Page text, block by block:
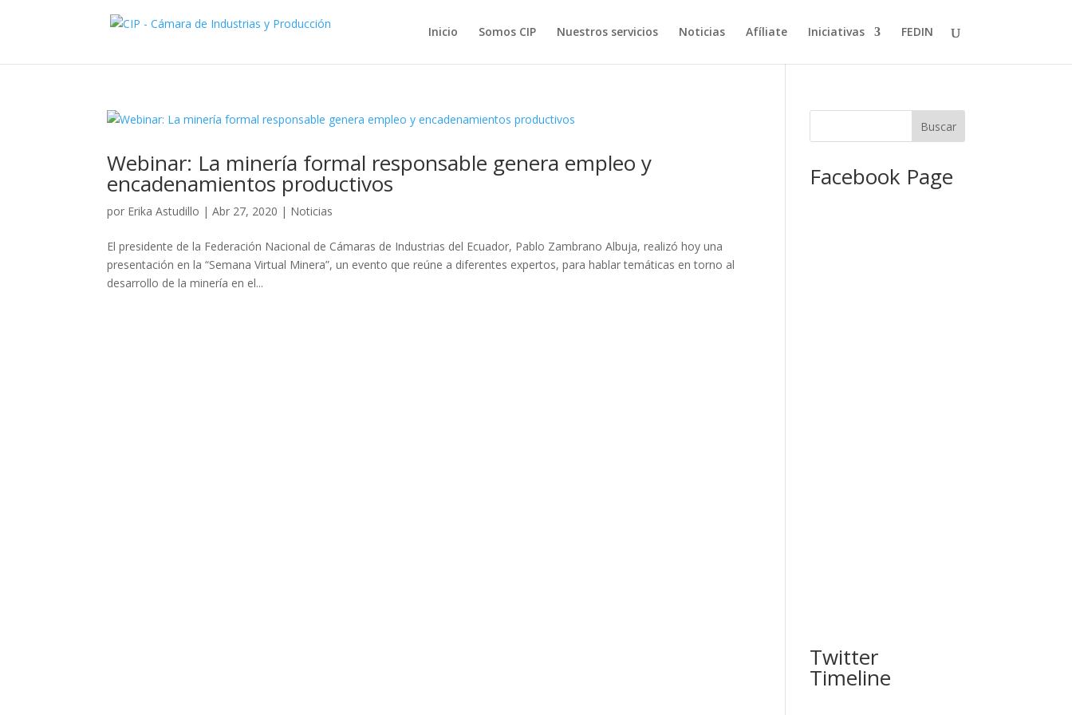
Inicio Somos CIP Nuestros servicios Noticias Afíliate Iniciativas FEDIN
Webinar: La minería formal responsable genera empleo y
encadenamientos productivos
por Erika Astudillo |Abr 27, 2020 | Noticias
El presidente de la Federación Nacional de Cámaras de Industrias del Ecuador, Pablo Zambrano Albuja, realizó hoy una
presentación en la “Semana Virtual Minera”, un evento que reúne a diferentes expertos, para hablar temáticas en torno al
desarrollo de la minería en el...
Facebook Page
Twitter
Timeline